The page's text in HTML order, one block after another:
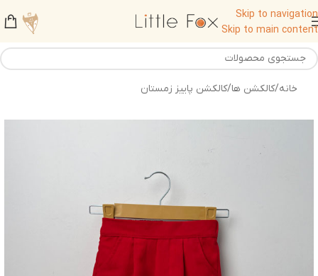
Skip to navigation
Skip to main content
خانه/کالکشن ها/کالکشن پاییز زمستان